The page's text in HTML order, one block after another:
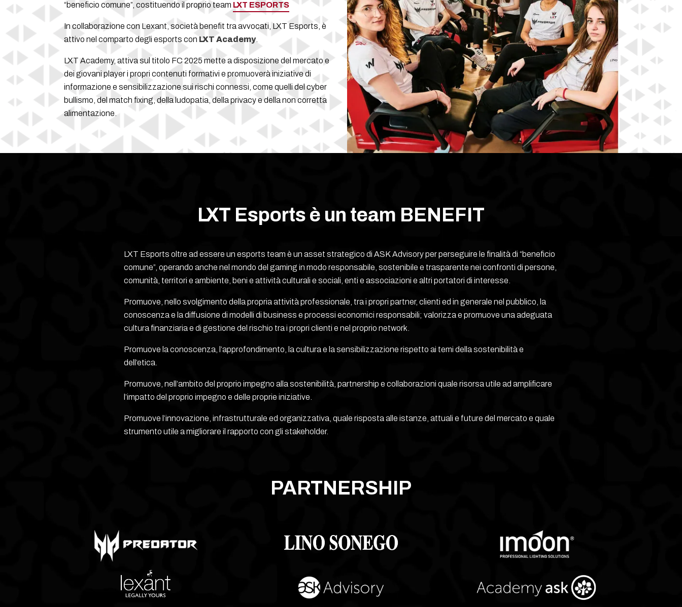
“beneficio comune”, costituendo il proprio team LXT ESPORTS
In collaborazione con Lexant, società benefit tra avvocati, LXT Esports, è
attivo nel comparto degli esports con LXT Academy.
LXT Academy, attiva sul titolo FC 2025 mette a disposizione del mercato e
dei giovani player i propri contenuti formativi e promuoverà iniziative di
informazione e sensibilizzazione sui rischi connessi, come quelli del cyber
bullismo, del match fixing, della ludopatia, della privacy e della non corretta
alimentazione.
LXT Esports è un team BENEFIT
LXT Esports oltre ad essere un esports team è un asset strategico di ASK Advisory per perseguire le finalità di “beneficio
comune”, operando anche nel mondo del gaming in modo responsabile, sostenibile e trasparente nei confronti di persone,
comunità, territori e ambiente, beni e attività culturali e sociali, enti e associazioni e altri portatori di interesse.
Promuove, nello svolgimento della propria attività professionale, tra i propri partner, clienti ed in generale nel pubblico, la
conoscenza e la diffusione di modelli di business e processi economici responsabili; valorizza e promuove una adeguata
cultura finanziaria e di gestione del rischio tra i propri clienti e nel proprio network.
Promuove la conoscenza, l’approfondimento, la cultura e la sensibilizzazione rispetto ai temi della sostenibilità e
dell’etica.
Promuove, nell’ambito del proprio impegno alla sostenibilità, partnership e collaborazioni quale risorsa utile ad amplificare
l’impatto del proprio impegno e delle proprie iniziative.
Promuove l’innovazione, infrastrutturale ed organizzativa, quale risposta alle istanze, attuali e future del mercato e quale
strumento utile a migliorare il rapporto con gli stakeholder.
PARTNERSHIP